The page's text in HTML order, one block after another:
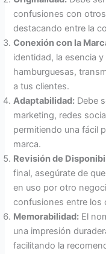
confusiones con
destacando entre la
Conexión con la
identidad, la esencia
hamburguesas,
a tus clientes.
Adaptabilidad: Debe
marketing, redes
permitiendo una fácil
marca.
Revisión de
final, asegúrate de
en uso por otro
confusiones entre los
Memorabilidad: El
una impresión
facilitando la